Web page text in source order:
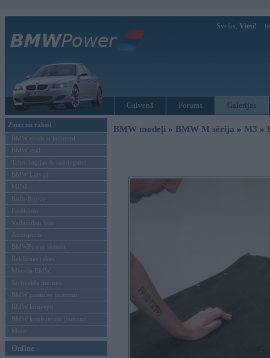
Sveiks, Viesi!
Galvenā Forums Galerijas
Ziņas un raksti
BMW modeļu jaunumi
BMW testi
Tehnoloģijas & sasniegumi
BMW Latvijā
MINI
Rolls-Royce
Pasākumi
Vadāmības tests
Autosports
BMWPower aktuāli
Reklāmas raksti
Mēneša BMW
Sērijveida tūnings
BMW pasaules jaunumi
BMW koncepti
BMW konkurentu jaunumi
Moto
Online
BMW modeļi » BMW M sērija » M3 »